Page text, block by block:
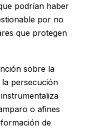
podrían haber
por no
que protegen
sobre la
persecución
o afines
de